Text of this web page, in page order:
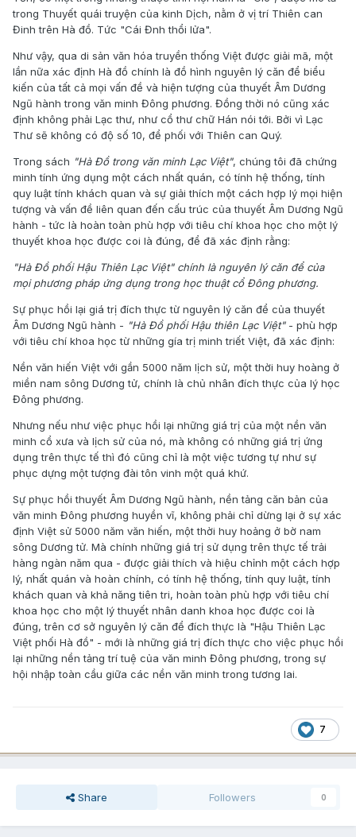
trong Thuyết quái truyện của kinh Dịch, nằm ở vị trí Thiên can
Đinh trên Hà đồ. Tức "Cái Đnh thổi lửa".
Như vậy, qua di sản văn hóa truyền thống Việt được giải mã, một
lần nữa xác định Hà đồ chính là đồ hình nguyên lý căn để biểu
kiến của tất cả mọi vấn đề và hiện tượng của thuyết Âm Dương
Ngũ hành trong văn minh Đông phương. Đồng thời nó cũng xác
định không phải Lạc thư, như cổ thư chữ Hán nói tới. Bởi vì Lạc
Thư sẽ không có độ số 10, để phối với Thiên can Quý.
Trong sách "Hà Đồ trong văn minh Lạc Việt", chúng tôi đã chứng
minh tính ứng dụng một cách nhất quán, có tính hệ thống, tính
quy luật tính khách quan và sự giải thích một cách hợp lý mọi hiện
tượng và vấn đề liên quan đến cấu trúc của thuyết Âm Dương Ngũ
hành - tức là hoàn toàn phù hợp với tiêu chí khoa học cho một lý
thuyết khoa học được coi là đúng, để đã xác định rằng:
"Hà Đồ phối Hậu Thiên Lạc Việt" chính là nguyên lý căn để của
mọi phương pháp ứng dụng trong học thuật cổ Đông phương.
Sự phục hồi lại giá trị đích thực từ nguyên lý căn để của thuyết
Âm Dương Ngũ hành - "Hà Đồ phối Hậu thiên Lạc Việt"- phù hợp
với tiêu chí khoa học từ những gía trị minh triết Việt, đã xác định:
Nền văn hiến Việt với gần 5000 năm lịch sử, một thời huy hoàng ở
miền nam sông Dương tử, chính là chủ nhân đích thực của lý học
Đông phương.
Nhưng nếu như việc phục hồi lại những giá trị của một nền văn
minh cổ xưa và lịch sử của nó, mà không có những giá trị ứng
dụng trên thực tế thì đó cũng chỉ là một việc tương tự như sự
phục dựng một tượng đài tôn vinh một quá khứ.
Sự phục hồi thuyết Âm Dương Ngũ hành, nền tảng căn bản của
văn minh Đông phương huyền vĩ, không phải chỉ dừng lại ở sự xác
định Việt sử 5000 năm văn hiến, một thời huy hoảng ở bờ nam
sông Dương tử. Mà chính những giá trị sử dụng trên thực tế trải
hàng ngàn năm qua - được giải thích và hiệu chỉnh một cách hợp
lý, nhất quán và hoàn chính, có tính hệ thống, tính quy luật, tính
khách quan và khả năng tiên tri, hoàn toàn phù hợp với tiêu chí
khoa học cho một lý thuyết nhân danh khoa học được coi là
đúng, trên cơ sở nguyên lý căn để đích thực là "Hậu Thiên Lạc
Việt phối Hà đồ" - mới là những giá trị đích thực cho việc phục hồi
lại những nền tảng trí tuệ của văn minh Đông phương, trong sự
hội nhập toàn cầu giữa các nền văn minh trong tương lai.
7
Share Followers 0